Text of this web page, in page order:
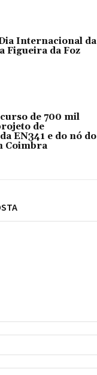
Internacional da
Figueira da Foz
de 700 mil
de
EN341 e do nó do
Coimbra